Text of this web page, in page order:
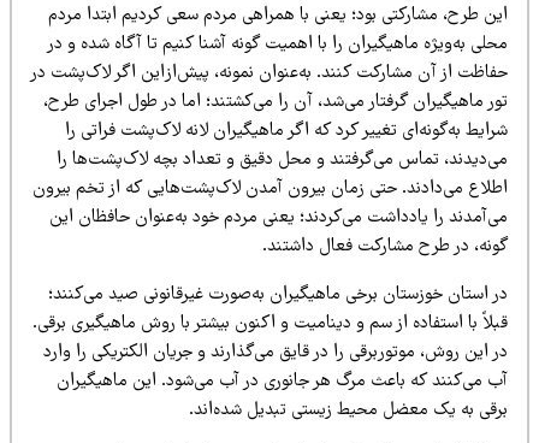
طرح، مشارکتی بود؛ یعنی با همراهی مردم سعی کردیم ابتدا مردم
به‌ویژه ماهیگیران را با اهمیت گونه آشنا کنیم تا آگاه شده و در
از آن مشارکت کنند. به‌عنوان نمونه، پیش‌ازاین اگر لاک‌پشت در
ماهیگیران گرفتار می‌شد، آن را می‌کشتند؛ اما در طول اجرای طرح،
به‌گونه‌ای تغییر کرد که اگر ماهیگیران لانه لاک‌پشت فراتی را
تماس می‌گرفتند و محل دقیق و تعداد بچه لاک‌پشت‌ها را
می‌دادند. حتی زمان بیرون آمدن لاک‌پشت‌هایی که از تخم بیرون
را یادداشت می‌کردند؛ یعنی مردم خود به‌عنوان حافظان این
در طرح مشارکت فعال داشتند.
استان خوزستان برخی ماهیگیران به‌صورت غیرقانونی صید می‌کنند؛
با استفاده از سم و دینامیت و اکنون بیشتر با روش ماهیگیری برقی.
این روش، موتوربرقی را در قایق می‌گذارند و جریان الکتریکی را وارد
می‌کنند که باعث مرگ هر جانوری در آب می‌شود. این ماهیگیران
به یک معضل محیط زیستی تبدیل شده‌اند.